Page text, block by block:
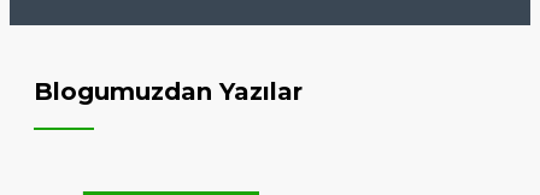
Blogumuzdan Yazılar